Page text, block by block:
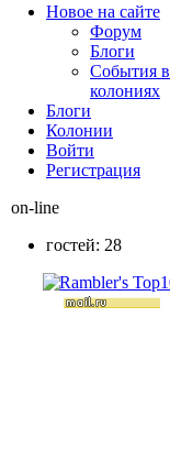
Новое на сайте
Форум
Блоги
События в
колониях
Блоги
Колонии
Войти
Peгиcтpaция
on-line
гостей: 28